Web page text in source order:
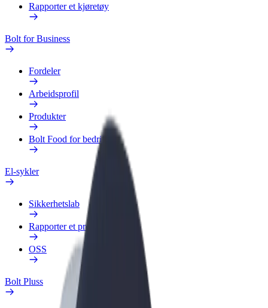
Rapporter et kjøretøy
Bolt for Business
Fordeler
Arbeidsprofil
Produkter
Bolt Food for bedrifter
El-sykler
Sikkerhetslab
Rapporter et problem
OSS
Bolt Pluss